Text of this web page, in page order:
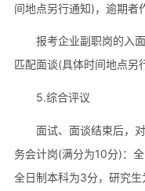
间地点另行通知)，逾期者
报考企业副职岗的入
匹配面谈(具体时间地点另
5.综合评议
面试、面谈结束后，
务会计岗(满分为10分)：
全日制本科为3分，研究